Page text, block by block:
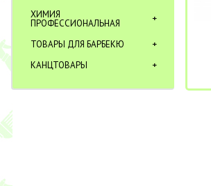
ХИМИЯ
ПРОФЕССИОНАЛЬНАЯ
ТОВАРЫ ДЛЯ БАРБЕКЮ
КАНЦТОВАРЫ